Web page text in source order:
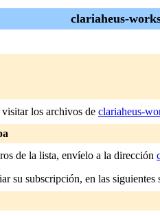
clariaheus-
los archivos de clariaheus-
de la lista, envíelo a la dirección
su subscripción, en las siguientes